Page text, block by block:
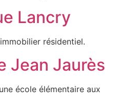
Lancry
résidentiel.
Jean Jaurès
école élémentaire aux